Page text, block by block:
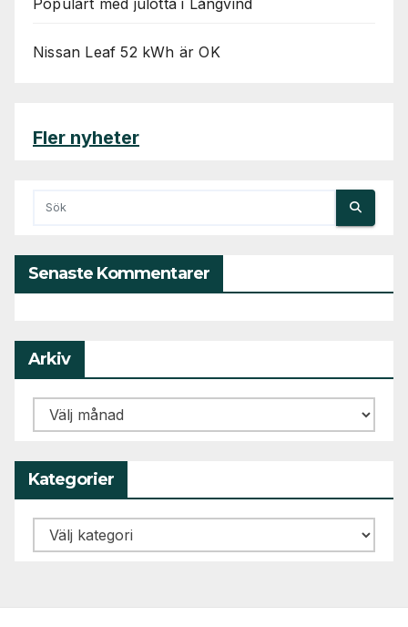
Populärt med julotta i Långvind
Nissan Leaf 52 kWh är OK
Fler nyheter
Senaste Kommentarer
Arkiv
Arkiv
Kategorier
Kategorier